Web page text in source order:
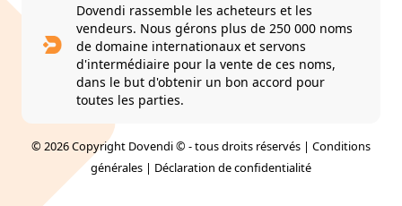
Dovendi rassemble les acheteurs et les
vendeurs. Nous gérons plus de 250 000 noms
de domaine internationaux et servons
d'intermédiaire pour la vente de ces noms,
dans le but d'obtenir un bon accord pour
toutes les parties.
© 2026 Copyright Dovendi © - tous droits réservés | Conditions
générales | Déclaration de confidentialité